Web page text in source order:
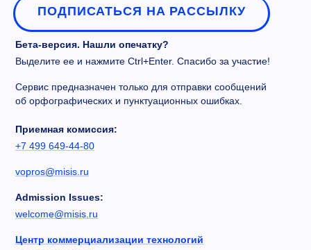
ПОДПИСАТЬСЯ НА РАССЫЛКУ
Бета-версия. Нашли опечатку?
Выделите ее и нажмите Ctrl+Enter. Спасибо за участие!
Сервис предназначен только для отправки сообщений
об орфографических и пунктуационных ошибках.
Приемная комиссия:
+7 499 649-44-80
vopros@misis.ru
Admission Issues:
welcome@misis.ru
Центр коммерциализации технологий